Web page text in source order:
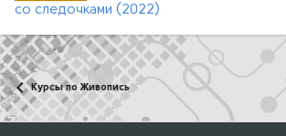
со следочками (2022)
Курсы по Живопись